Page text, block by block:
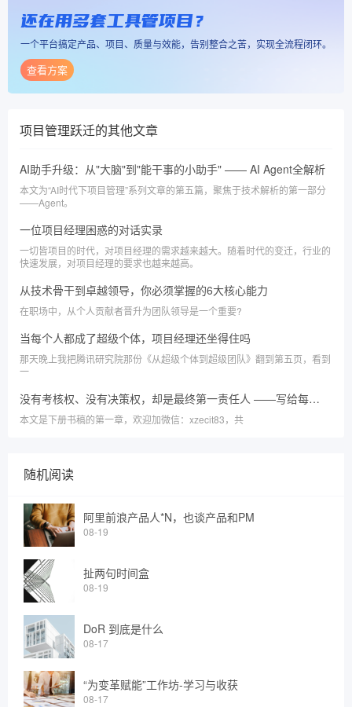
还在用多套工具管项目？
一个平台搞定产品、项目、质量与效能，告别整合之苦，实现全流程闭环。
查看方案
项目管理跃迁的其他文章
AI助手升级：从"大脑"到"能干事的小助手" —— AI Agent全解析
本文为“AI时代下项目管理”系列文章的第五篇，聚焦于技术解析的第一部分
——Agent。
一位项目经理困惑的对话实录
一切皆项目的时代，对项目经理的需求越来越大。随着时代的变迁，行业的
快速发展，对项目经理的要求也越来越高。
从技术骨干到卓越领导，你必须掌握的6大核心能力
在职场中，从个人贡献者晋升为团队领导是一个重要?
当每个人都成了超级个体，项目经理还坐得住吗
那天晚上我把腾讯研究院那份《从超级个体到超级团队》翻到第五页，看到
一
没有考核权、没有决策权，却是最终第一责任人 ——写给每一位在挣扎中前行的项目经理
本文是下册书稿的第一章，欢迎加微信：xzecit83，共
随机阅读
阿里前浪产品人*N，也谈产品和PM
08-19
扯两句时间盒
08-19
DoR 到底是什么
08-17
“为变革赋能”工作坊-学习与收获
08-17